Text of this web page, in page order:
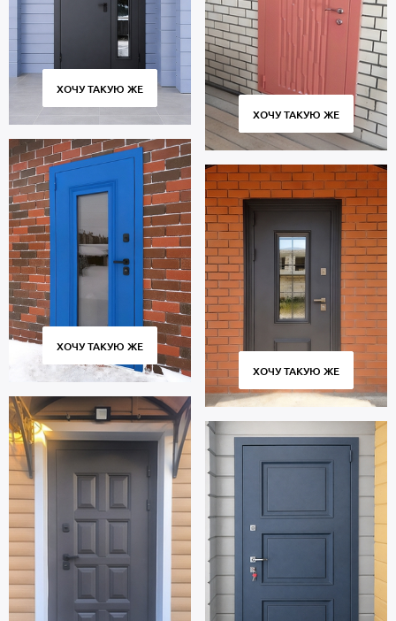
ХОЧУ ТАКУЮ ЖЕ
ХОЧУ ТАКУЮ ЖЕ
ХОЧУ ТАКУЮ ЖЕ
ХОЧУ ТАКУЮ ЖЕ